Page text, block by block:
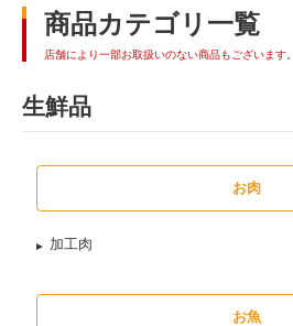
商品カテゴリ一覧
店舗により一部お取扱いのない商品もございます。
生鮮品
お肉
加工肉
お魚